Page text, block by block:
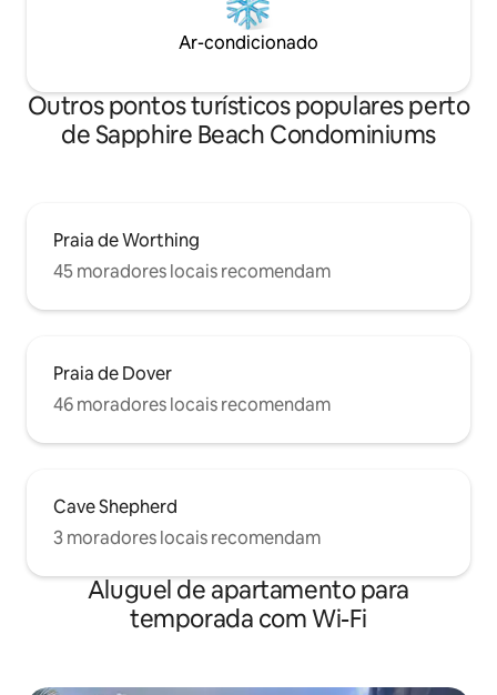
Ar-condicionado
Outros pontos turísticos populares perto
de Sapphire Beach Condominiums
Praia de Worthing
45 moradores locais recomendam
Praia de Dover
46 moradores locais recomendam
Cave Shepherd
3 moradores locais recomendam
Aluguel de apartamento para
temporada com Wi-Fi